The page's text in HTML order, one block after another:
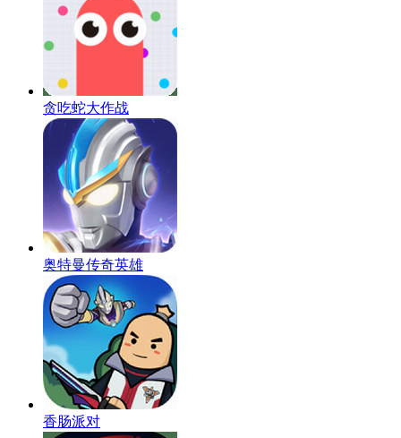
贪吃蛇大作战
奥特曼传奇英雄
香肠派对